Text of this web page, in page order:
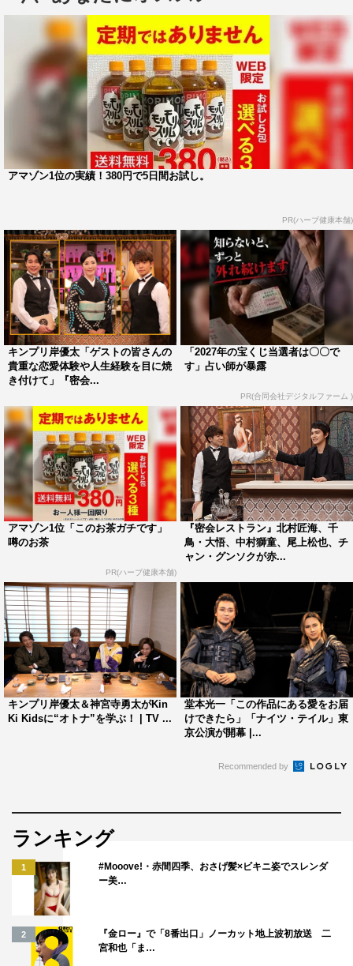
収録を終えた光一は「岸がうまくやろうとしないで番組
をやっているのがすごく面白い！このままうまくならない
でほしいな。その方が岸らしい！」とコメント。
“憧れの人”堂本との共演に、岸は「尊敬する大先輩と共演
させていただけるなんて本当にサプライズ！光一君は結構
な話をしてくれて、王子様の光一君だけでなくオトナの光
一君を新たに知ることができました！」と喜びを語った。
このほか、水原希子、クレイジーケンバンドの横山剣、
シシド・カフカが出演。水原はモテまくった少女時代から
過去に付き合った男性のちょっと変わった行動までを赤
裸々トーク。横山は超照れ屋の恋愛エピソードを、シシド
はミュージシャンならではの恋愛事情を語る。
＜出演者コメント＞
■堂本光一
岸がうまくやろうとしないで番組をやっているのがすごく
面白い！このままうまくならないでほしいな。その方が岸
らしい！
■岸優太
尊敬する大先輩と共演させていただけるなんて本当にサプ
ライズ！光一君は結構な話をしてくれて、 王子様の光一
君だけでなく、オトナの光一君を新たに知ることができま
■寺島しのぶ
毎回違う方がいらっしゃるので楽しい話が緊張感を持って
できる。岸さんと堂本さんとの1対1のトークがとてもよか
った。ますます岸さんってどういう人なんだろう、と興味
が湧きますね！
いろいろな恋愛のあり方があって面白いよね。男と女は違
■安藤なつ
NHKさんでこんな生々しい恋愛の話をするのか、と思い
ました。○○さんの話が衝撃的でしたね。
■シシド・カフカ
これまで（自分は）平々凡々と恋をしてきたんだな、と思
アマゾン1位の実績！380円で5日間お試し。
PR(ハーブ健康本舗)
キンプリ岸優太「ゲストの皆さんの
貴重な恋愛体験や人生経験を目に焼
き付けて」『密会...
「2027年の宝くじ当選者は〇〇で
す」占い師が暴露
PR(合同会社デジタルファーム )
アマゾン1位「このお茶ガチです」
噂のお茶
PR(ハーブ健康本舗)
『密会レストラン』北村匠海、千
鳥・大悟、中村獅童、尾上松也、チ
ャン・グンソクが赤...
キンプリ岸優太＆神宮寺勇太がKin
Ki Kidsに“オトナ”を学ぶ！ | TV ...
堂本光一「この作品にある愛をお届
けできたら」「ナイツ・テイル」東
京公演が開幕 |...
Recommended by
ランキング
1
#Mooove!・赤間四季、おさげ髪×ビキニ姿でスレンダ
ー美…
2
『金ロー』で「8番出口」ノーカット地上波初放送 二
宮和也「ま…